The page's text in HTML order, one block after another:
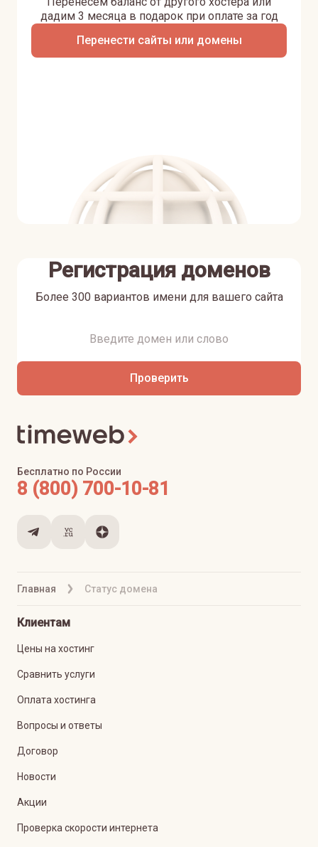
Перенести сайты или домены
дадим 3 месяца в подарок при оплате за год
Регистрация доменов
Более 300 вариантов имени для вашего сайта
Проверить
Главная Статус домена
Бесплатно по России
8 (800) 700-10-81
Клиентам
Цены на хостинг
Сравнить услуги
Оплата хостинга
Вопросы и ответы
Договор
Новости
Акции
Проверка скорости интернета